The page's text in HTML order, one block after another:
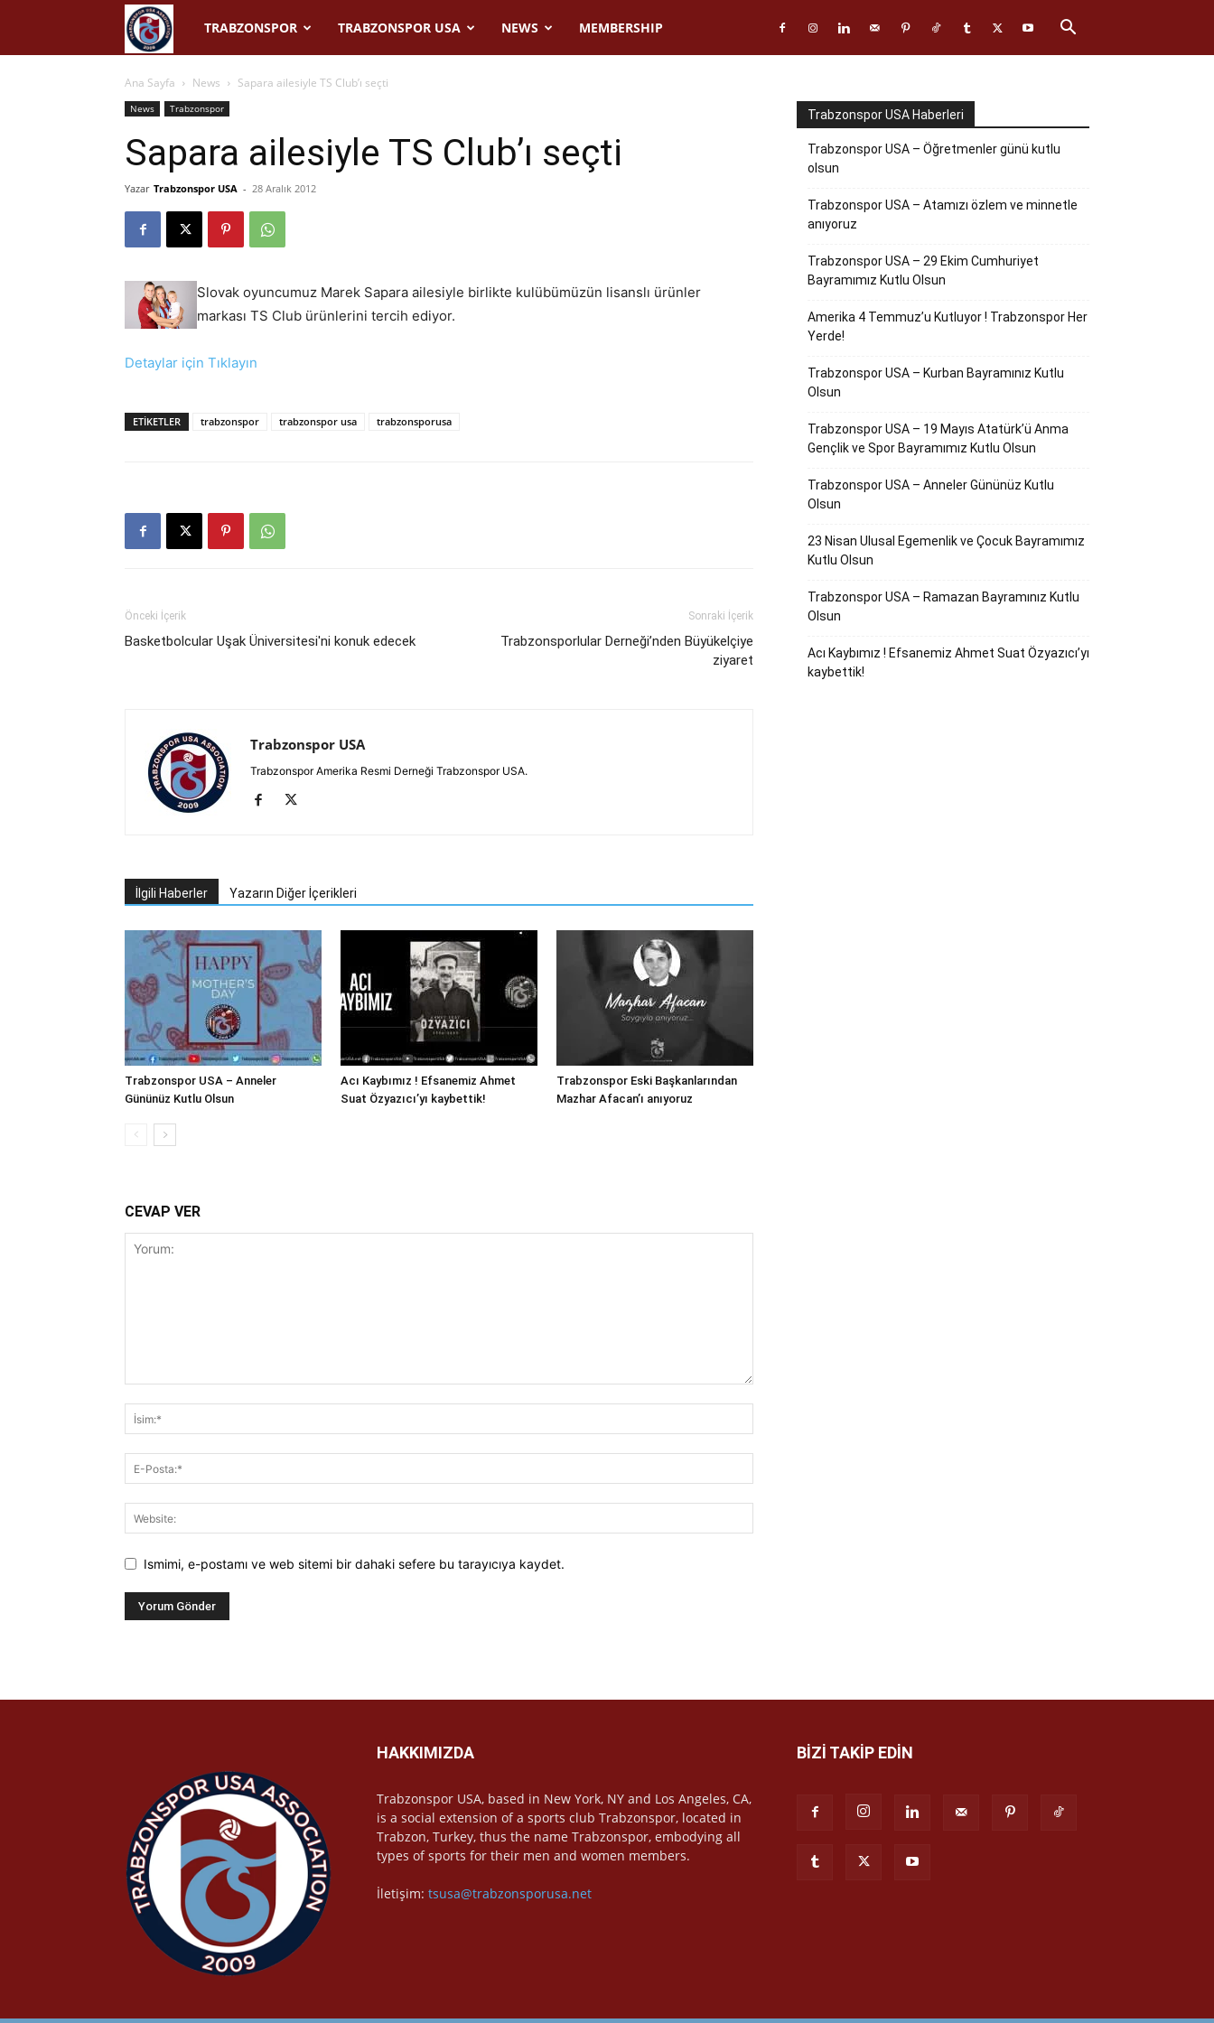
Trabzonspor
USA
TRABZONSPOR TRABZONSPOR USA NEWS MEMBERSHIP
Ana Sayfa News Sapara ailesiyle TS Club’ı seçti
News Trabzonspor
Sapara ailesiyle TS Club’ı seçti
Yazar Trabzonspor USA - 28 Aralık 2012
Slovak oyuncumuz Marek Sapara ailesiyle birlikte kulübümüzün lisanslı ürünler
markası TS Club ürünlerini tercih ediyor.
Detaylar için Tıklayın
ETIKETLER trabzonspor trabzonspor usa trabzonsporusa
Önceki İçerik
Basketbolcular Uşak Üniversitesi'ni konuk edecek
Sonraki İçerik
Trabzonsporlular Derneği’nden Büyükelçiye
ziyaret
Trabzonspor USA
Trabzonspor Amerika Resmi Derneği Trabzonspor USA.
İlgili Haberler Yazarın Diğer İçerikleri
Trabzonspor USA – Anneler
Gününüz Kutlu Olsun
Acı Kaybımız ! Efsanemiz Ahmet
Suat Özyazıcı’yı kaybettik!
Trabzonspor Eski Başkanlarından
Mazhar Afacan’ı anıyoruz
CEVAP VER
Ismimi, e-postamı ve web sitemi bir dahaki sefere bu tarayıcıya kaydet.
Trabzonspor USA Haberleri
Trabzonspor USA – Öğretmenler günü kutlu
olsun
Trabzonspor USA – Atamızı özlem ve minnetle
anıyoruz
Trabzonspor USA – 29 Ekim Cumhuriyet
Bayramımız Kutlu Olsun
Amerika 4 Temmuz’u Kutluyor ! Trabzonspor Her
Yerde!
Trabzonspor USA – Kurban Bayramınız Kutlu
Olsun
Trabzonspor USA – 19 Mayıs Atatürk’ü Anma
Gençlik ve Spor Bayramımız Kutlu Olsun
Trabzonspor USA – Anneler Gününüz Kutlu
Olsun
23 Nisan Ulusal Egemenlik ve Çocuk Bayramımız
Kutlu Olsun
Trabzonspor USA – Ramazan Bayramınız Kutlu
Olsun
Acı Kaybımız ! Efsanemiz Ahmet Suat Özyazıcı’yı
kaybettik!
HAKKIMIZDA
Trabzonspor USA, based in New York, NY and Los Angeles, CA,
is a social extension of a sports club Trabzonspor, located in
Trabzon, Turkey, thus the name Trabzonspor, embodying all
types of sports for their men and women members.
İletişim: tsusa@trabzonsporusa.net
BİZİ TAKİP EDİN